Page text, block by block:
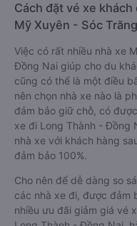
Cách đặt vé xe
Mỹ Xuyên - Sóc
Việc có rất nhiều nhà xe
Đồng Nai giúp cho du
cũng có thể là một điều
nên chọn nhà xe nào là
đảm bảo giữ chỗ, có
xe đi Long Thành - Đồng
nhà xe với khách hàng
đảm bảo 100%.
Cho nên để dễ dàng so
các nhà xe đi, được đảm
nhiều ưu đãi giảm giá vé